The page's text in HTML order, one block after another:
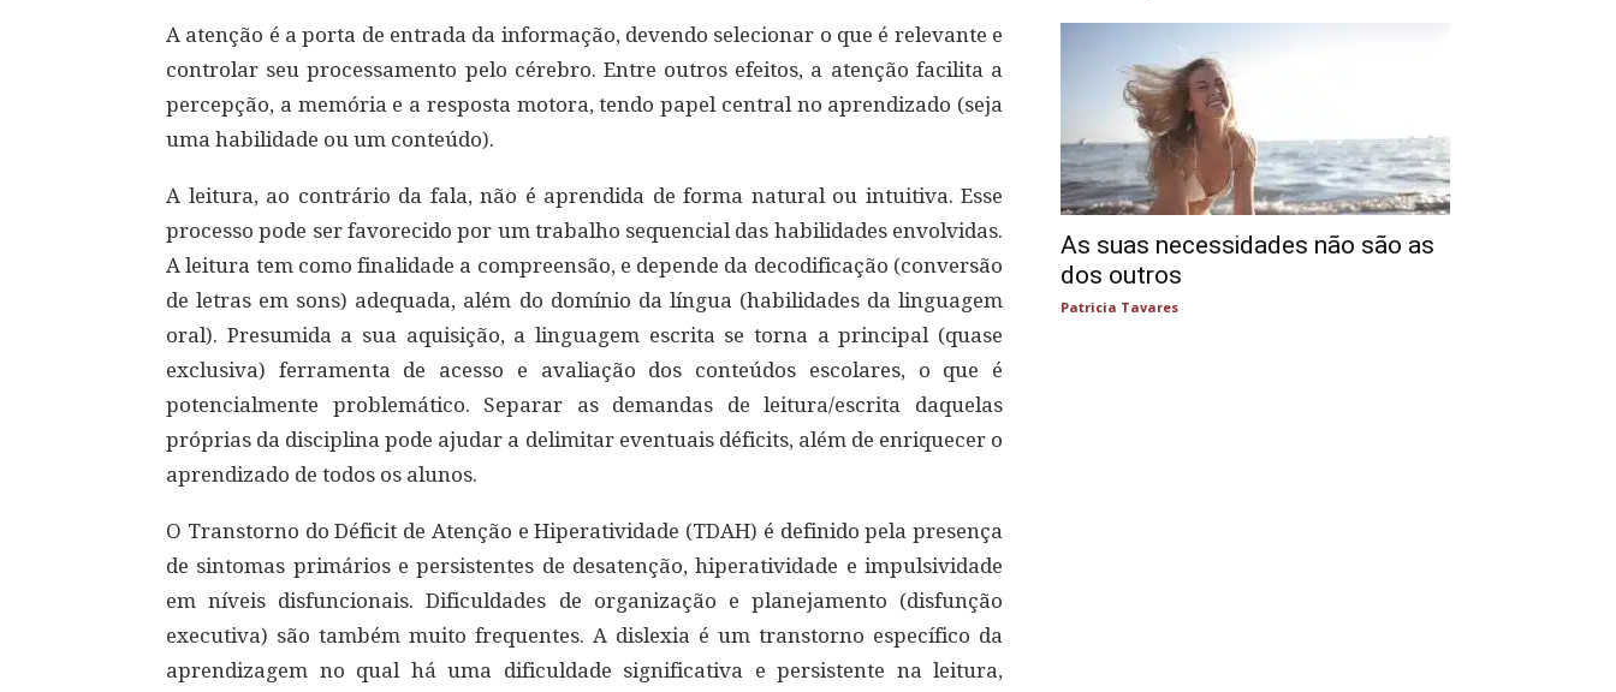
A atenção é a porta de entrada da informação, devendo selecionar o que é relevante e
controlar seu processamento pelo cérebro. Entre outros efeitos, a atenção facilita a
percepção, a memória e a resposta motora, tendo papel central no aprendizado (seja
uma habilidade ou um conteúdo).
A leitura, ao contrário da fala, não é aprendida de forma natural ou intuitiva. Esse
processo pode ser favorecido por um trabalho sequencial das habilidades envolvidas.
A leitura tem como finalidade a compreensão, e depende da decodificação (conversão
de letras em sons) adequada, além do domínio da língua (habilidades da linguagem
oral). Presumida a sua aquisição, a linguagem escrita se torna a principal (quase
exclusiva) ferramenta de acesso e avaliação dos conteúdos escolares, o que é
potencialmente problemático. Separar as demandas de leitura/escrita daquelas
próprias da disciplina pode ajudar a delimitar eventuais déficits, além de enriquecer o
aprendizado de todos os alunos.
O Transtorno do Déficit de Atenção e Hiperatividade (TDAH) é definido pela presença
de sintomas primários e persistentes de desatenção, hiperatividade e impulsividade
em níveis disfuncionais. Dificuldades de organização e planejamento (disfunção
executiva) são também muito frequentes. A dislexia é um transtorno específico da
aprendizagem no qual há uma dificuldade significativa e persistente na leitura,
As suas necessidades não são as
dos outros
Patricia Tavares